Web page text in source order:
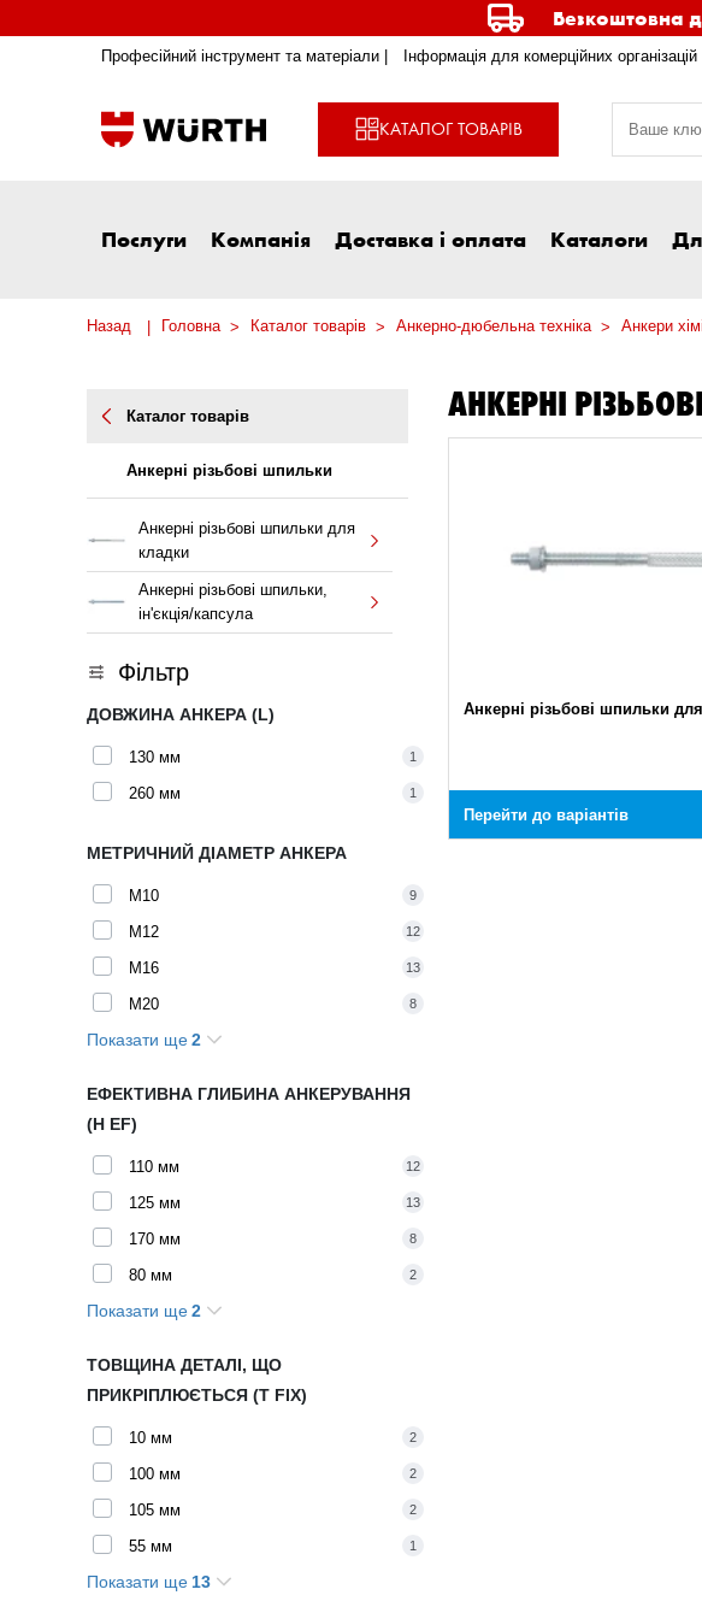
Безкоштовна
Професійний інструмент та матеріали | Інформація для комерційних організацій
КАТАЛОГ ТОВАРІВ
Послуги Компанія Доставка і оплата Каталоги
Назад Головна Каталог товарів Анкерно-дюбельна техніка Анкери
Каталог товарів
Анкерні різьбові шпильки
Анкерні різьбові шпильки для
кладки
Анкерні різьбові шпильки,
ін'єкція/капсула
Фільтр
ДОВЖИНА АНКЕРА (L)
130 мм 1
260 мм 1
МЕТРИЧНИЙ ДІАМЕТР АНКЕРА
M10 9
M12 12
M16 13
M20 8
M24
Показати ще2
ЕФЕКТИВНА ГЛИБИНА АНКЕРУВАННЯ
(H EF)
110 мм 12
125 мм 13
170 мм 8
80 мм 2
90 мм
Показати ще2
ТОВЩИНА ДЕТАЛІ, ЩО
ПРИКРІПЛЮЄТЬСЯ (T FIX)
10 мм 2
100 мм 2
105 мм 2
55 мм 1
60 мм
Показати ще 13
АНКЕРНІ
Анкерні різьбові шпильки
Перейти до варіантів